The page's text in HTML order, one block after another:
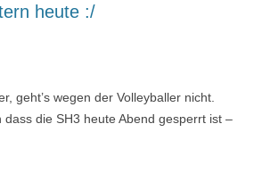
heute :/
geht’s wegen der Volleyballer nicht.
die SH3 heute Abend gesperrt ist –